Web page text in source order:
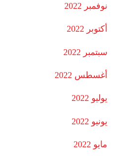
نوفمبر 2022
أكتوبر 2022
سبتمبر 2022
أغسطس 2022
يوليو 2022
يونيو 2022
مايو 2022